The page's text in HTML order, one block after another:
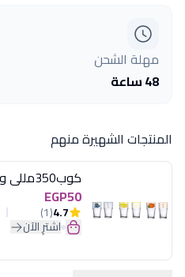
مهلة الشحن
48 ساعة
المنتجات الشهيرة منهم
كوب350مللى ورد هيريفين
EGP50
4.7
(1)
اشترِ الآن